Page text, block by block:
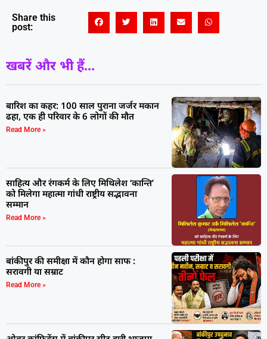
Share this
post:
खबरें और भी हैं...
बारिश का कहर: 100 साल पुराना जर्जर मकान
ढहा, एक ही परिवार के 6 लोगों की मौत
Read More »
साहित्य और रंगकर्म के लिए मिथिलेश ‘कान्ति’
को मिलेगा महात्मा गांधी राष्ट्रीय सद्भावना
सम्मान
Read More »
बांकीपुर की समीक्षा में कौन होगा साफ :
सरावगी या सम्राट
Read More »